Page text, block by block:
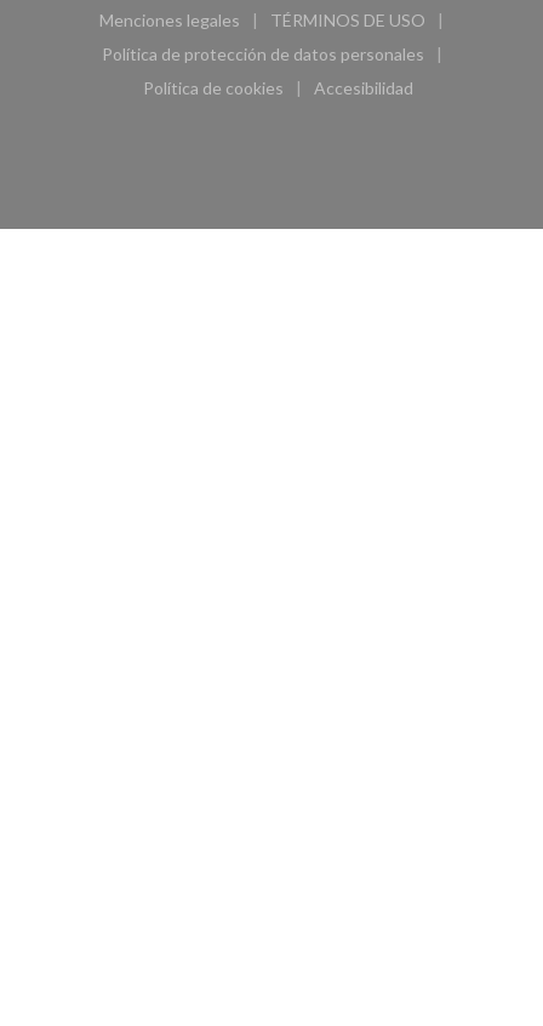
Menciones legales
((abre en una nueva ventana))
TÉRMINOS DE USO
((abre en una nueva
Política de protección de datos personales
((abre en una nueva ventana))
Política de cookies
((abre en una nueva ventana))
Accesibilidad